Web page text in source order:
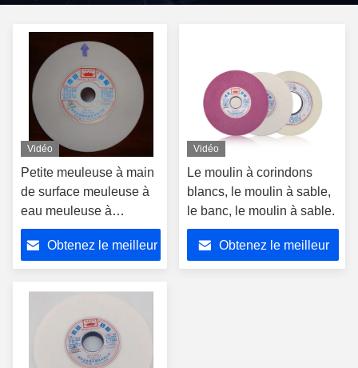
Vidéo
Petite meuleuse à main
de surface meuleuse à
eau meuleuse à
corindon blanc
meuleuse
Obtenez le meilleur
Vidéo
Le moulin à corindons
blancs, le moulin à sable,
le banc, le moulin à sable.
Obtenez le meilleur